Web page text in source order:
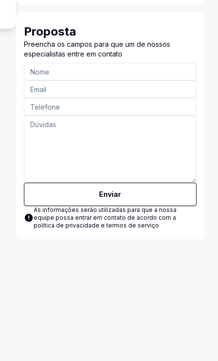
Proposta
Preencha os campos para que um de nossos
especialistas entre em contato
Enviar
As informações serão utilizadas para que a nossa
equipe possa entrar em contato de acordo com a
política de privacidade e termos de serviço